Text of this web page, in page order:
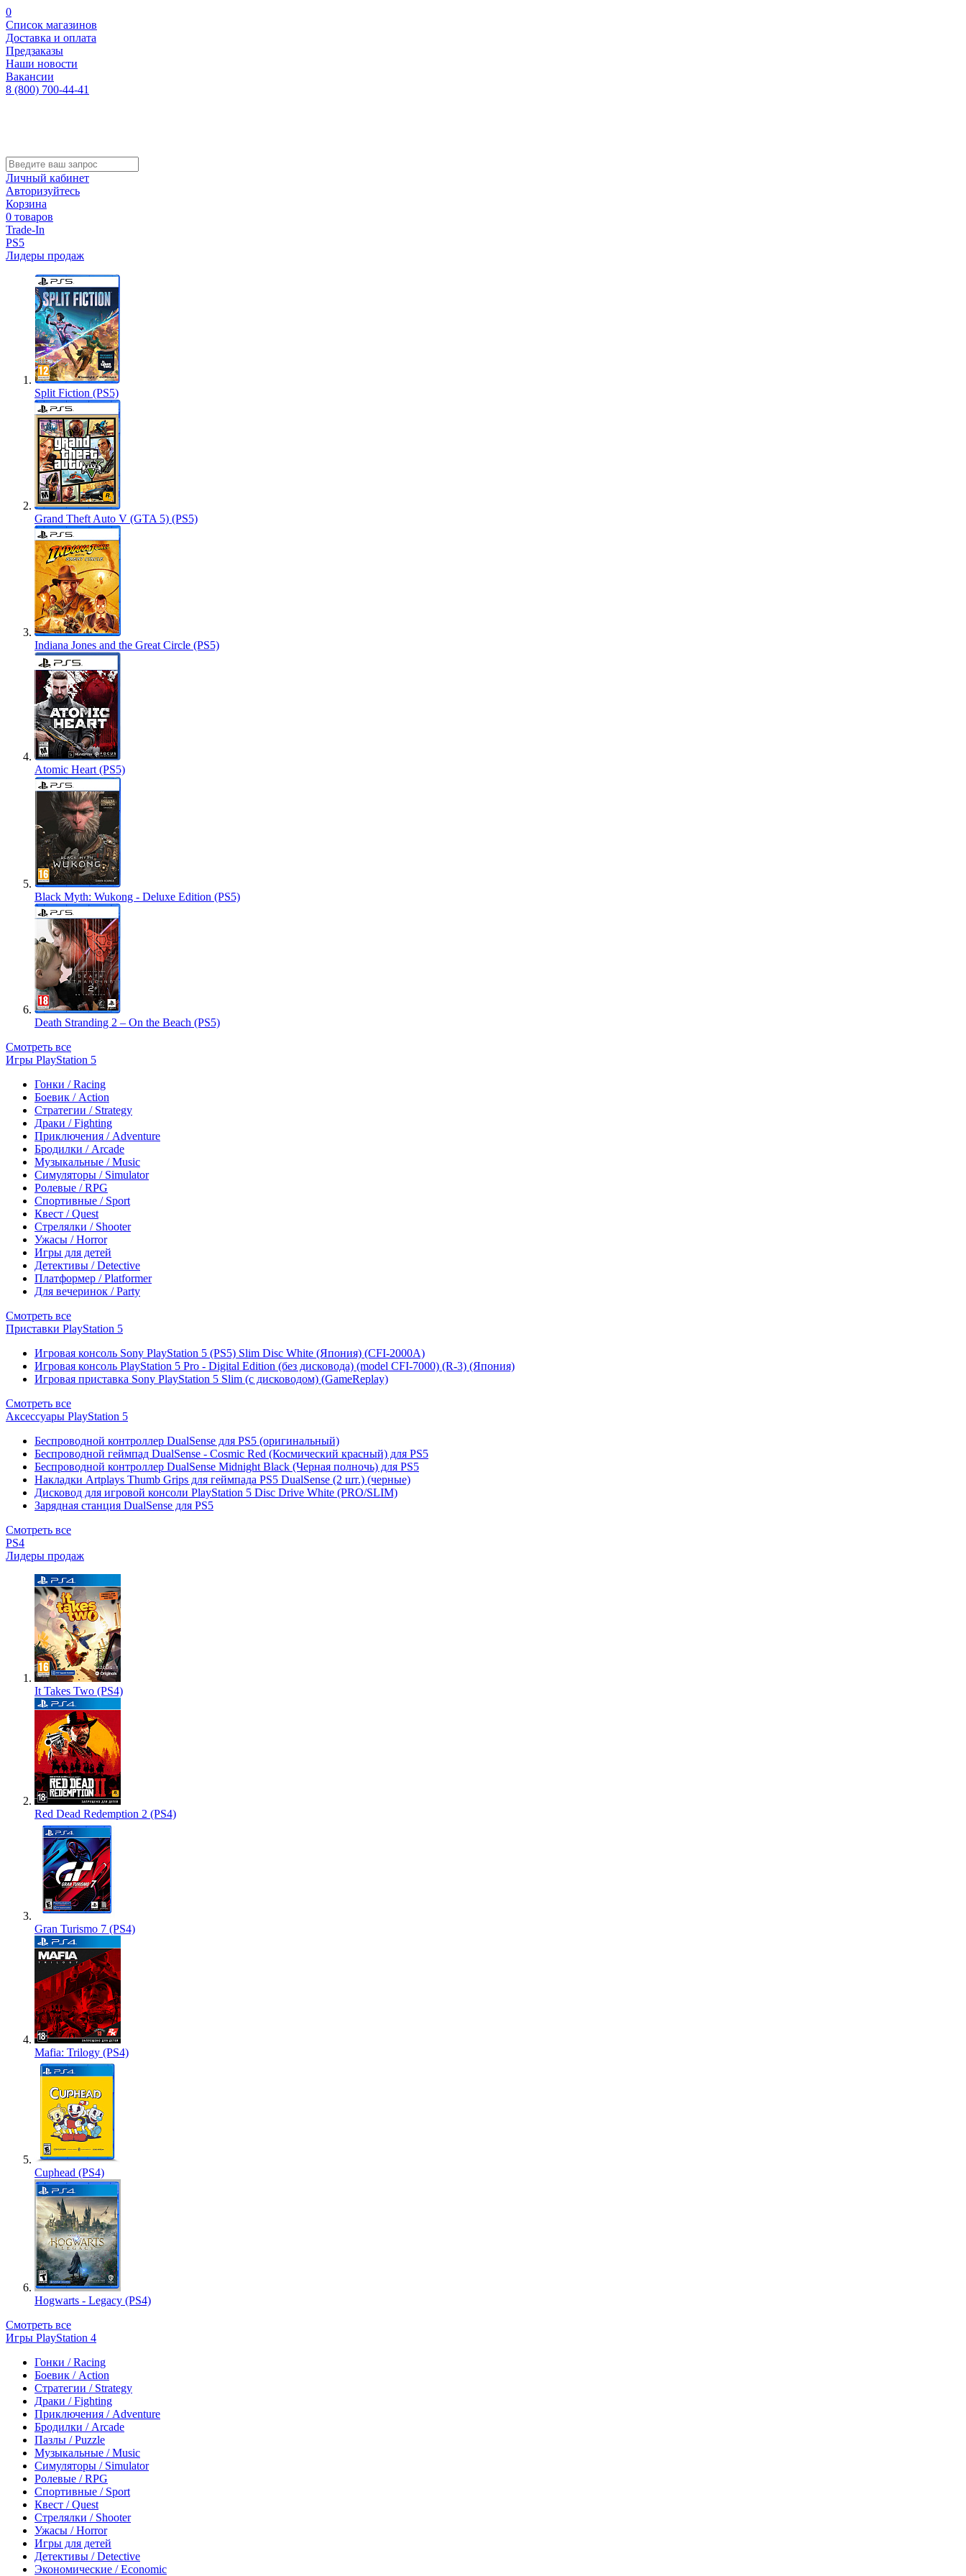
0
Список магазинов
Доставка и оплата
Предзаказы
Наши новости
Вакансии
8 (800) 700-44-41
Личный кабинет
Авторизуйтесь
Корзина
0 товаров
Trade-In
PS5
Лидеры продаж
Split Fiction (PS5)
Grand Theft Auto V (GTA 5) (PS5)
Indiana Jones and the Great Circle (PS5)
Atomic Heart (PS5)
Black Myth: Wukong - Deluxe Edition (PS5)
Death Stranding 2 – On the Beach (PS5)
Смотреть все
Игры PlayStation 5
Гонки / Racing
Боевик / Action
Стратегии / Strategy
Драки / Fighting
Приключения / Adventure
Бродилки / Arcade
Музыкальные / Music
Симуляторы / Simulator
Ролевые / RPG
Спортивные / Sport
Квест / Quest
Стрелялки / Shooter
Ужасы / Horror
Игры для детей
Детективы / Detective
Платформер / Platformer
Для вечеринок / Party
Смотреть все
Приставки PlayStation 5
Игровая консоль Sony PlayStation 5 (PS5) Slim Disc White (Япония) (CFI-2000A)
Игровая консоль PlayStation 5 Pro - Digital Edition (без дисковода) (model CFI-7000) (R-3) (Япония)
Игровая приставка Sony PlayStation 5 Slim (с дисководом) (GameReplay)
Смотреть все
Аксессуары PlayStation 5
Беспроводной контроллер DualSense для PS5 (оригинальный)
Беспроводной геймпад DualSense - Cosmic Red (Космический красный) для PS5
Беспроводной контроллер DualSense Midnight Black (Черная полночь) для PS5
Накладки Artplays Thumb Grips для геймпада PS5 DualSense (2 шт.) (черные)
Дисковод для игровой консоли PlayStation 5 Disc Drive White (PRO/SLIM)
Зарядная станция DualSense для PS5
Смотреть все
PS4
Лидеры продаж
It Takes Two (PS4)
Red Dead Redemption 2 (PS4)
Gran Turismo 7 (PS4)
Mafia: Trilogy (PS4)
Cuphead (PS4)
Hogwarts - Legacy (PS4)
Смотреть все
Игры PlayStation 4
Гонки / Racing
Боевик / Action
Стратегии / Strategy
Драки / Fighting
Приключения / Adventure
Бродилки / Arcade
Пазлы / Puzzle
Музыкальные / Music
Симуляторы / Simulator
Ролевые / RPG
Спортивные / Sport
Квест / Quest
Стрелялки / Shooter
Ужасы / Horror
Игры для детей
Детективы / Detective
Экономические / Economic